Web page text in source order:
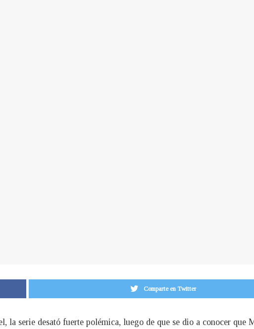
Comparte en Twitter
serie desató fuerte polémica, luego de que se dio a conocer que